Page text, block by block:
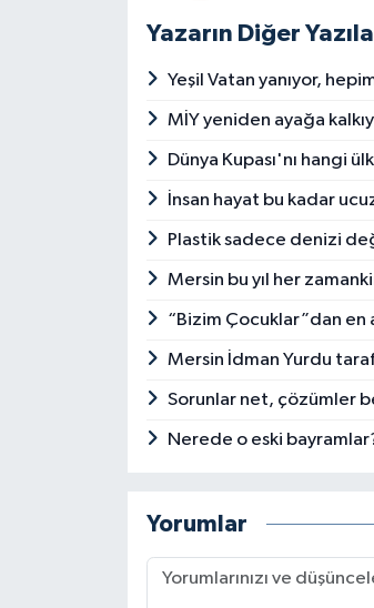
Yazarın Diğer
Yeşil Vatan yanıyor,
MİY yeniden ayağa
Dünya Kupası'nı hangi
İnsan hayat bu kadar
Plastik sadece denizi
Mersin bu yıl her
“Bizim Çocuklar”dan en
Mersin İdman Yurdu
Sorunlar net, çözümler
Nerede o eski
Yorumlar